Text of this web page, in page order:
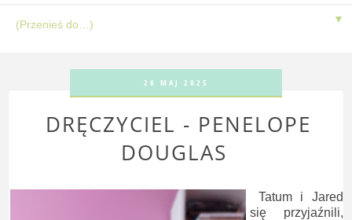
▼
26 MAJ 2025
DRĘCZYCIEL - PENELOPE
DOUGLAS
Tatum i Jared
się przyjaźnili,